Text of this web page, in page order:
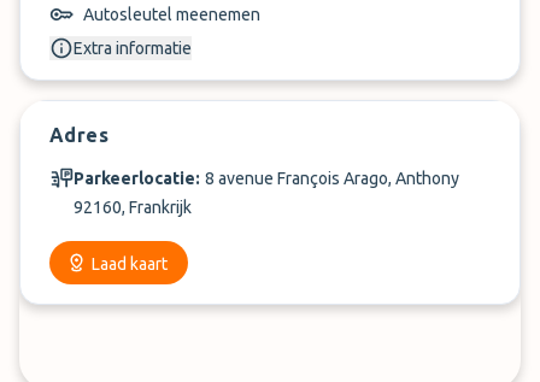
Autosleutel meenemen
Extra informatie
Adres
Parkeerlocatie: 8 avenue François Arago, Anthony
92160, Frankrijk
Laad kaart